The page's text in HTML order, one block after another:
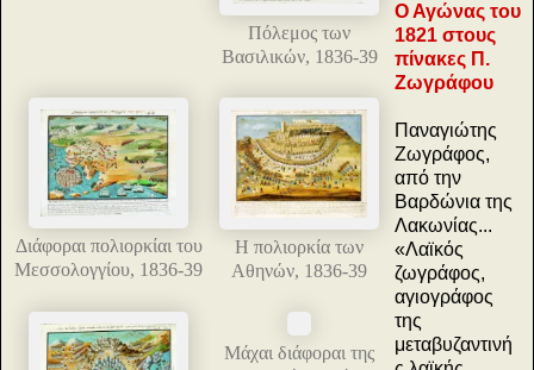
Πόλεμος των
Βασιλικών, 1836-39
Διάφοραι πολιορκίαι του
Μεσσολογγίου, 1836-39
Η πολιορκία των
Αθηνών, 1836-39
Μάχαι διάφοραι της
Ο Αγώνας του
1821 στους
πίνακες Π.
Ζωγράφου
Παναγιώτης
Ζωγράφος,
από την
Βαρδώνια της
Λακωνίας...
«Λαϊκός
ζωγράφος,
αγιογράφος
της
μεταβυζαντινή